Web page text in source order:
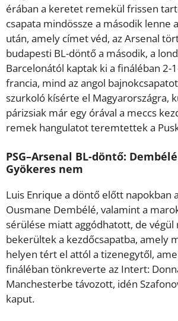
érában a keretet remekül frissen
csapata mindössze a második lenne
után, amely címet véd, az Arsenal
budapesti BL-döntő a második, a
Barcelonától kaptak ki a fináléban 2-
francia, mind az angol
szurkoló kísérte el Magyarországra,
párizsiak már egy órával a meccs
remek hangulatot teremtettek a
PSG–Arsenal BL-döntő:
Gyökeres nem
Luis Enrique a döntő előtt napokban
Ousmane Dembélé, valamint a
sérülése miatt aggódhatott, de
bekerültek a kezdőcsapatba, amely
helyen tért el attól a tizenegytől,
fináléban tönkreverte az Intert:
Manchesterbe távozott, idén
kaput.